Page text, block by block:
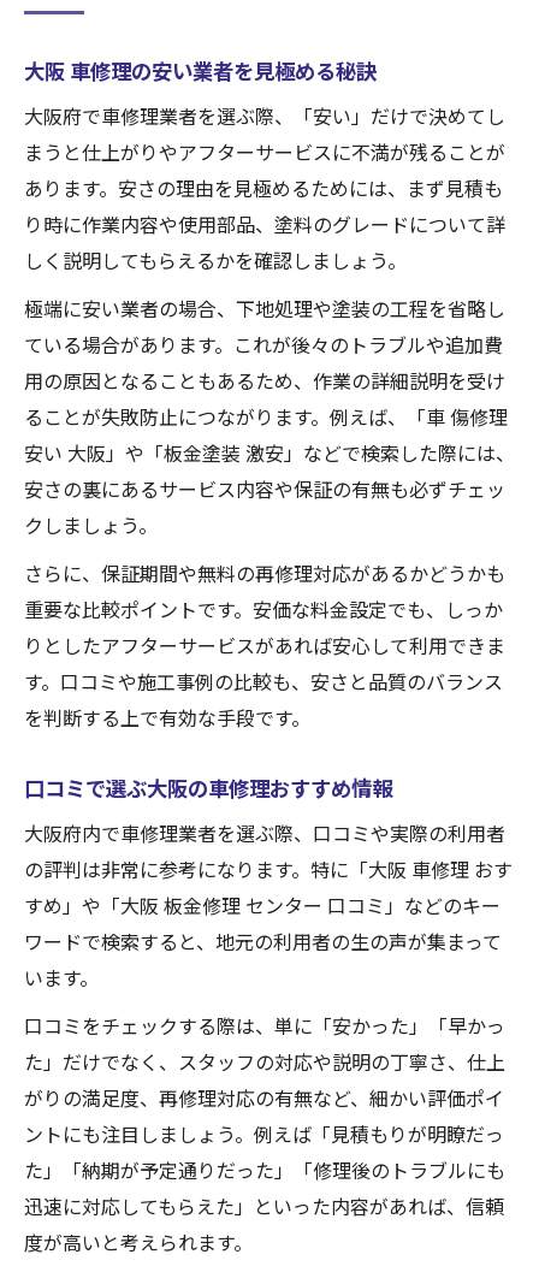
傷修理を安くするための交渉ポイント
車修理の納期を短縮する工場選びの秘訣
安心できる大阪府の車修理情報まとめ
車修理で後悔しない大阪の選び方ガイド
車修理完了までの流れと安心ポイント
板金修理の評判と車修理選定の注意点
車の傷修理を低価格で済ませる方法
車傷修理を安く済ませる大阪の裏技紹介
車修理費用を抑える見積もり比較の方法
大阪 車修理のデントリペア活用術
カーコンビニ倶楽部など安い修理店の特徴
車傷修理で失敗しないサービス選び
話題の車修理テクニックが大阪で注目
大阪で話題の車修理最新テクニック解説
車修理のトレンドと大阪の人気修理法
即日対応可能な車修理の新サービス紹介
プロが教える車修理の裏ワザや体験談
大阪府内で信頼できる車修理の選び方
信頼できる車修理業者を選ぶ大阪の基準
板金修理の口コミを活かした選び方ガイド
車修理で大切な保証内容のチェック方法
大阪の車修理専門店の得意分野と見極め方
大阪 車修理の安い業者を見極める秘訣
大阪府で車修理業者を選ぶ際、「安い」だけで決めてし
まうと仕上がりやアフターサービスに不満が残ることが
あります。安さの理由を見極めるためには、まず見積も
り時に作業内容や使用部品、塗料のグレードについて詳
しく説明してもらえるかを確認しましょう。
極端に安い業者の場合、下地処理や塗装の工程を省略し
ている場合があります。これが後々のトラブルや追加費
用の原因となることもあるため、作業の詳細説明を受け
ることが失敗防止につながります。例えば、「車 傷修理
安い 大阪」や「板金塗装 激安」などで検索した際には、
安さの裏にあるサービス内容や保証の有無も必ずチェッ
クしましょう。
さらに、保証期間や無料の再修理対応があるかどうかも
重要な比較ポイントです。安価な料金設定でも、しっか
りとしたアフターサービスがあれば安心して利用できま
す。口コミや施工事例の比較も、安さと品質のバランス
を判断する上で有効な手段です。
口コミで選ぶ大阪の車修理おすすめ情報
大阪府内で車修理業者を選ぶ際、口コミや実際の利用者
の評判は非常に参考になります。特に「大阪 車修理 おす
すめ」や「大阪 板金修理 センター 口コミ」などのキー
ワードで検索すると、地元の利用者の生の声が集まって
います。
口コミをチェックする際は、単に「安かった」「早かっ
た」だけでなく、スタッフの対応や説明の丁寧さ、仕上
がりの満足度、再修理対応の有無など、細かい評価ポイ
ントにも注目しましょう。例えば「見積もりが明瞭だっ
た」「納期が予定通りだった」「修理後のトラブルにも
迅速に対応してもらえた」といった内容があれば、信頼
度が高いと考えられます。